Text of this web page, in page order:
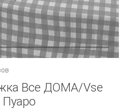
Все ДОМА/Vse
Пуаро